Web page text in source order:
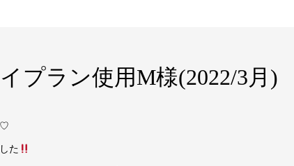
プラン使用M様(2022/3月)
♡
た